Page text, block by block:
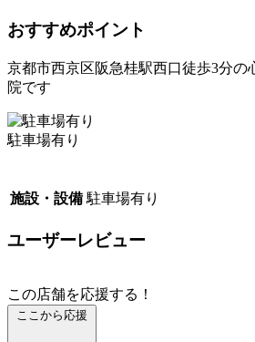
おすすめポイント
京都市西京区阪急桂駅西口徒歩3分の
院です
駐車場有り
施設・設備 駐車場有り
ユーザーレビュー
この店舗を応援する！
ここから応援